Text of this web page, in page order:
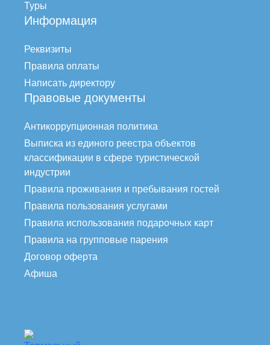
Туры
Информация
Реквизиты
Правила оплаты
Написать директору
Правовые документы
Антикоррупционная политика
Выписка из единого реестра объектов
классификации в сфере туристической
индустрии
Правила проживания и пребывания гостей
Правила пользования услугами
Правила использования подарочных карт
Правила на групповые парения
Договор оферта
Афиша